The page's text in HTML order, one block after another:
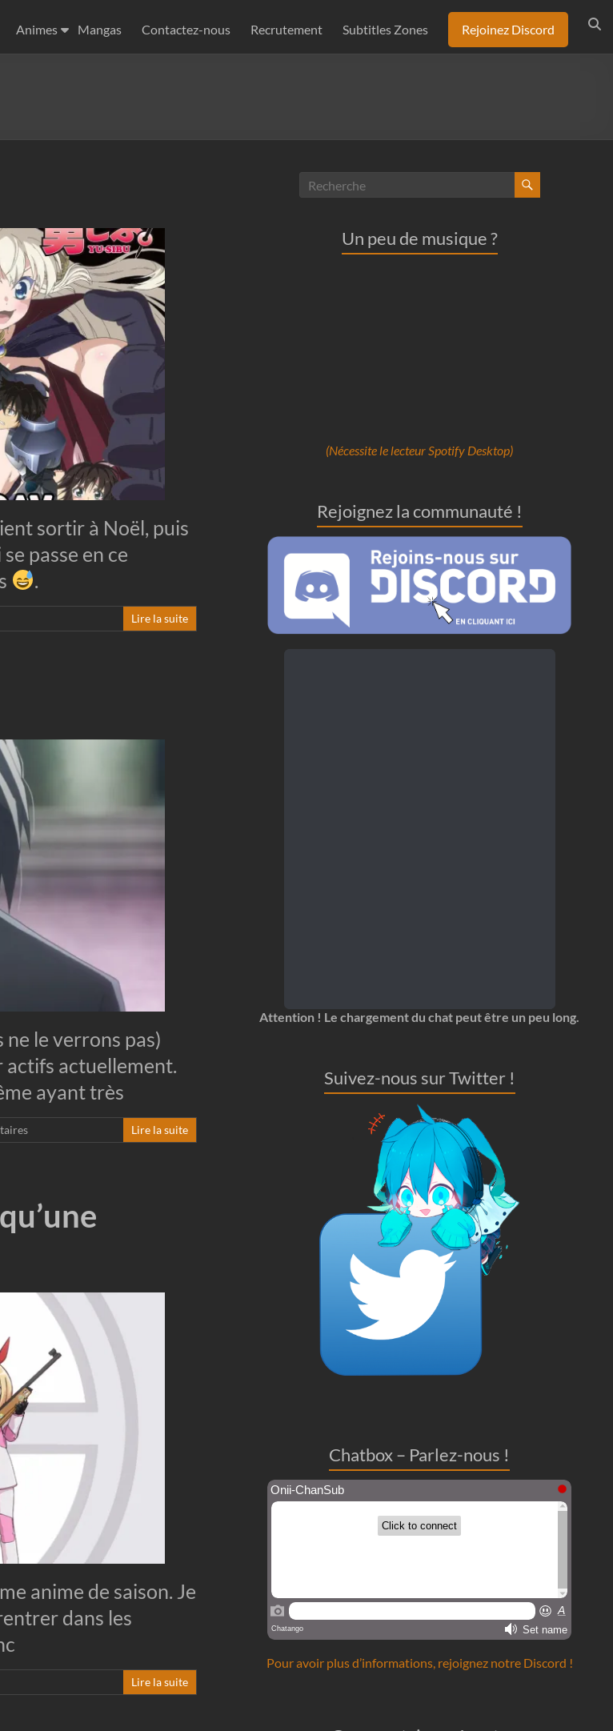
Animes Mangas Contactez-nous Recrutement Subtitles Zones Rejoinez Discord
sortir à Noël, puis
passe en ce
.
Lire la suite
ne le verrons pas)
actifs actuellement.
ayant très
Lire la suite
anime de saison. Je
dans les
Lire la suite
Un peu de musique ?
(Nécessite le lecteur Spotify Desktop)
Rejoignez la communauté !
Attention ! Le chargement du chat peut être un peu long.
Suivez-nous sur Twitter !
Chatbox – Parlez-nous !
Pour avoir plus d’informations, rejoignez notre Discord !